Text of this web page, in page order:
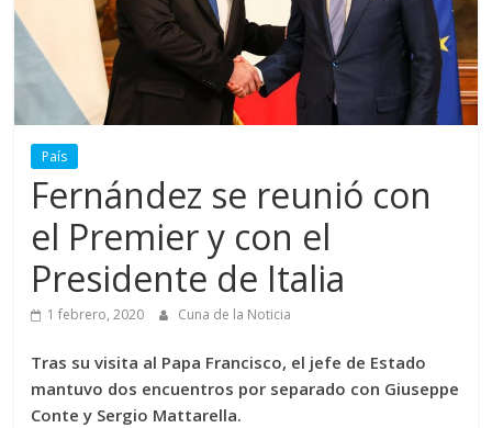
País
Fernández se reunió con
el Premier y con el
Presidente de Italia
1 febrero, 2020 Cuna de la Noticia
Tras su visita al Papa Francisco, el jefe de Estado
mantuvo dos encuentros por separado con Giuseppe
Conte y Sergio Mattarella.